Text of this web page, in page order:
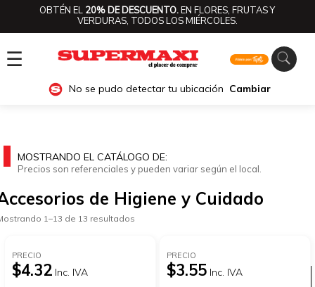
OBTÉN EL 20% DE DESCUENTO.EN FLORES, FRUTAS Y
VERDURAS, TODOS LOS MIÉRCOLES.
☰
No se pudo detectar tu ubicación Cambiar
Ver categorías
MOSTRANDO EL CATÁLOGO DE:
Precios son referenciales y pueden variar según el local.
de Higiene y Cuidado
1–13 de 13 resultados
PRECIO
$4.32 Inc. IVA
PRECIO
$3.55 Inc. IVA